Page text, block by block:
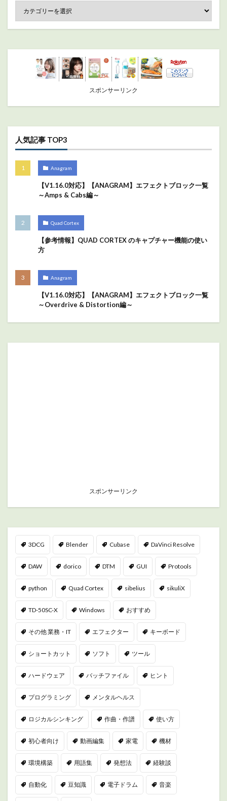
スポンサーリンク
人気記事 TOP3
Anagram
【V1.16.0対応】【ANAGRAM】エフェクトブロック一覧
～Amps & Cabs編～
Quad Cortex
【参考情報】QUAD CORTEX のキャプチャー機能の使い
方
Anagram
【V1.16.0対応】【ANAGRAM】エフェクトブロック一覧
～Overdrive & Distortion編～
スポンサーリンク
3DCG Blender Cubase DaVinci Resolve
DAW dorico DTM GUI Protools
python Quad Cortex sibelius sikuliX
TD-50SC-X Windows おすすめ
その他 業務・IT エフェクター キーボード
ショートカット ソフト ツール
ハードウェア バッチファイル ヒント
プログラミング メンタルヘルス
ロジカルシンキング 作曲・作譜 使い方
初心者向け 動画編集 家電 機材
環境構築 用語集 発想法 経験談
自動化 豆知識 電子ドラム 音楽